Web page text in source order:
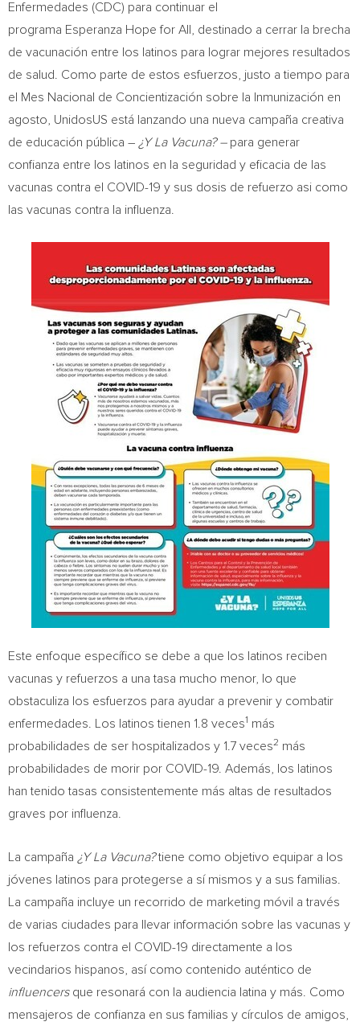
Enfermedades (CDC) para continuar el
programa Esperanza Hope for All, destinado a cerrar la brecha
de vacunación entre los latinos para lograr mejores resultados
de salud. Como parte de estos esfuerzos, justo a tiempo para
el Mes Nacional de Concientización sobre la Inmunización en
agosto, UnidosUS está lanzando una nueva campaña creativa
de educación pública – ¿Y La Vacuna? – para generar
confianza entre los latinos en la seguridad y eficacia de las
vacunas contra el COVID-19 y sus dosis de refuerzo asi como
las vacunas contra la influenza.
Este enfoque específico se debe a que los latinos reciben
vacunas y refuerzos a una tasa mucho menor, lo que
obstaculiza los esfuerzos para ayudar a prevenir y combatir
enfermedades. Los latinos tienen 1.8 veces1 más
probabilidades de ser hospitalizados y 1.7 veces2 más
probabilidades de morir por COVID-19. Además, los latinos
han tenido tasas consistentemente más altas de resultados
graves por influenza.
La campaña ¿Y La Vacuna?tiene como objetivo equipar a los
jóvenes latinos para protegerse a sí mismos y a sus familias.
La campaña incluye un recorrido de marketing móvil a través
de varias ciudades para llevar información sobre las vacunas y
los refuerzos contra el COVID-19 directamente a los
vecindarios hispanos, así como contenido auténtico de
influencersque resonará con la audiencia latina y más. Como
mensajeros de confianza en sus familias y círculos de amigos,